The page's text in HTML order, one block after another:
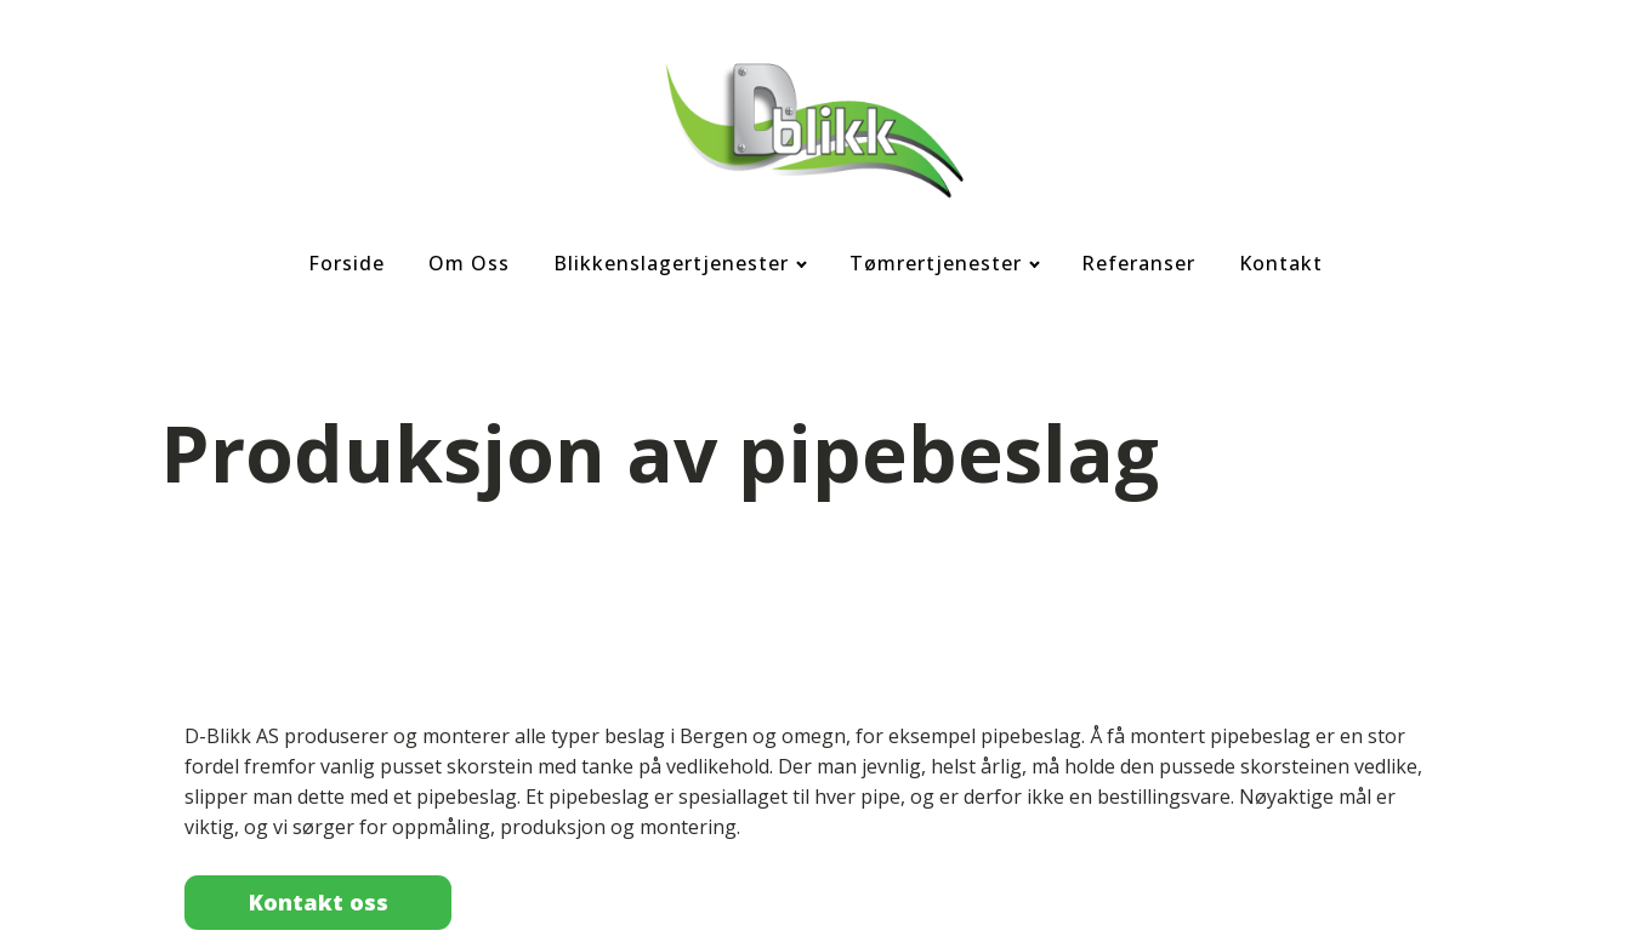
Forside Om Oss Blikkenslagertjenester Tømrertjenester Referanser Kontakt
Produksjon av pipebeslag
D-Blikk AS produserer og monterer alle typer beslag i Bergen og omegn, for eksempel pipebeslag. Å få montert pipebeslag er en stor
fordel fremfor vanlig pusset skorstein med tanke på vedlikehold. Der man jevnlig, helst årlig, må holde den pussede skorsteinen vedlike,
slipper man dette med et pipebeslag. Et pipebeslag er spesiallaget til hver pipe, og er derfor ikke en bestillingsvare. Nøyaktige mål er
viktig, og vi sørger for oppmåling, produksjon og montering.
Kontakt oss